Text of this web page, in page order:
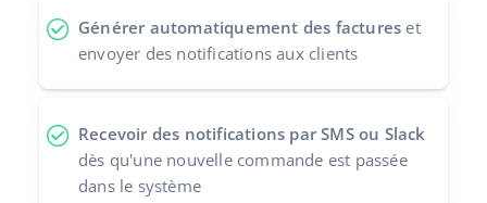
Générer automatiquement des factures et
envoyer des notifications aux clients
Recevoir des notifications par SMS ou Slack
dès qu'une nouvelle commande est passée
dans le système